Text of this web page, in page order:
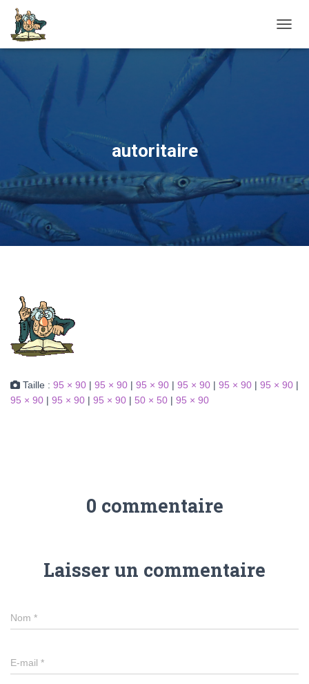
autoritaire
Taille : 95 × 90 | 95 × 90 | 95 × 90 | 95 × 90 | 95 × 90 | 95 × 90 |
95 × 90 | 95 × 90 | 95 × 90 | 50 × 50 | 95 × 90
0 commentaire
Laisser un commentaire
Nom *
E-mail *